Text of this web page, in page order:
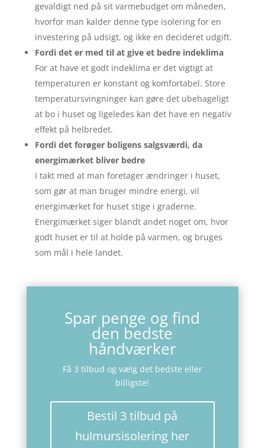
gevaldigt ned på sit varmebudget om måneden,
hvorfor man kalder denne type isolering for en
investering på udsigt, og ikke en decideret udgift.
Fordi det er med til at give et bedre indeklima
For at have et godt indeklima er det vigtigt at
temperaturen er konstant og komfortabel. Store
temperatursvingninger kan gøre det ubehageligt
at bo i huset og ligeledes kan det have en negativ
effekt på helbredet.
Fordi det forøger boligens salgsværdi, da
energimærket bliver bedre
I takt med at man foretager ændringer i huset,
som gør at man bruger mindre energi, vil
energimærket for huset stige i graderne.
Energimærket siger blandt andet noget om, hvor
godt huset er til at holde på varmen, og bruges
som mål i hele landet.
Spar penge og find
den bedste
håndværker
Få 3 tilbud og vælg det bedste eller
billigste!
Bestil 3 tilbud på
hulmursisolering her